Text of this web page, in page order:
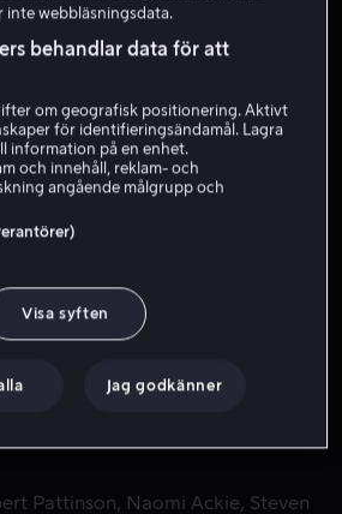
Science fiction 2025
Hyr 59 kr
där han jobbar för en
Pattinson Naomi Ackie
Steven
inte webbläsningsdata.
behandlar data för att
om geografisk positionering. Aktivt
för identifieringsändamål. Lagra
information på en enhet.
och innehåll, reklam- och
angående målgrupp och
Visa syften
Jag godkänner